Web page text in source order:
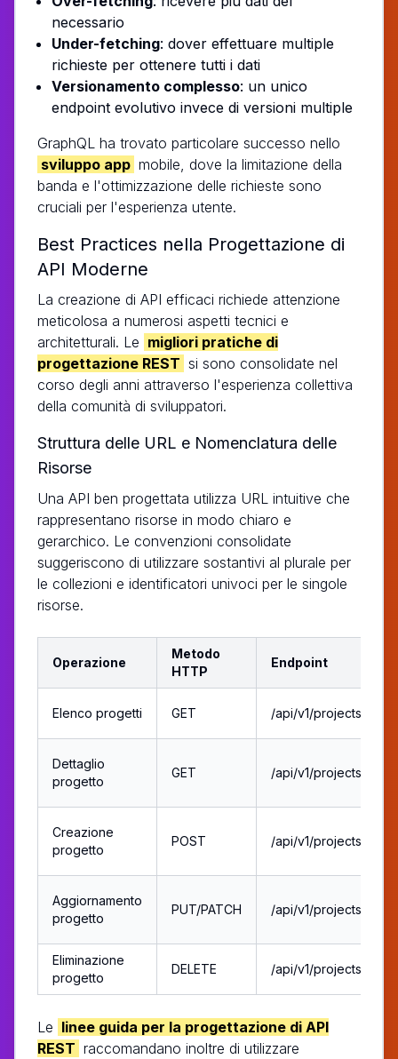
necessario
Under-fetching: dover effettuare multiple
richieste per ottenere tutti i dati
Versionamento complesso: un unico
endpoint evolutivo invece di versioni multiple
GraphQL ha trovato particolare successo nello
sviluppo app mobile, dove la limitazione della
banda e l'ottimizzazione delle richieste sono
cruciali per l'esperienza utente.
Best Practices nella Progettazione di
API Moderne
La creazione di API efficaci richiede attenzione
meticolosa a numerosi aspetti tecnici e
architetturali. Le migliori pratiche di
progettazione REST si sono consolidate nel
corso degli anni attraverso l'esperienza collettiva
della comunità di sviluppatori.
Struttura delle URL e Nomenclatura delle
Risorse
Una API ben progettata utilizza URL intuitive che
rappresentano risorse in modo chiaro e
gerarchico. Le convenzioni consolidate
suggeriscono di utilizzare sostantivi al plurale per
le collezioni e identificatori univoci per le singole
risorse.
Operazione
Metodo
HTTP
Endpoint
Elenco progetti GET /api/v1/projects
Dettaglio
progetto
GET /api/v1/projects/123
Creazione
progetto
POST /api/v1/projects
Aggiornamento
progetto
PUT/PATCH /api/v1/projects/123
Eliminazione
progetto
DELETE /api/v1/projects/123
Le linee guida per la progettazione di API
REST raccomandano inoltre di utilizzare